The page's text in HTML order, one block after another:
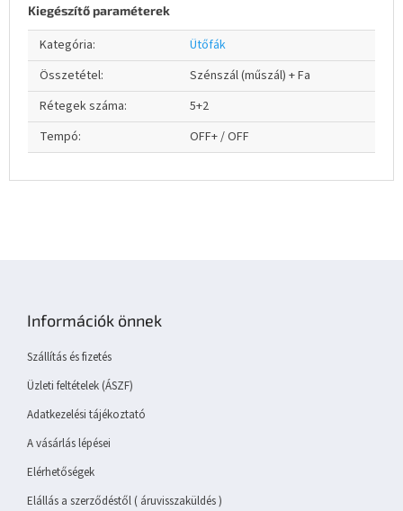
Kiegészítő paraméterek
Kategória:
Ütőfák
Összetétel:
Szénszál (műszál) + Fa
Rétegek száma:
5+2
Tempó: OFF+ / OFF
Információk önnek
Szállítás és fizetés
Üzleti feltételek (ÁSZF)
Adatkezelési tájékoztató
A vásárlás lépései
Elérhetőségek
Elállás a szerződéstől ( áruvisszaküldés )